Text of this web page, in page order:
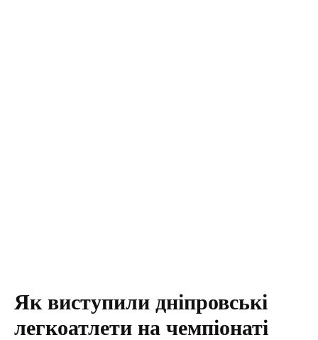
Як виступили дніпровські
легкоатлети на чемпіонаті